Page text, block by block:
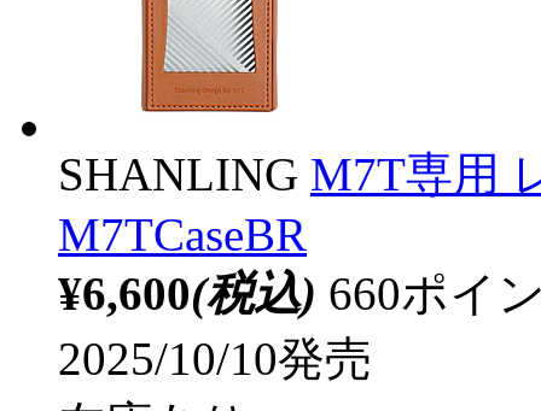
SHANLING M7T専用
M7TCaseBR
¥6,600(税込) 660ポイ
2025/10/10発売